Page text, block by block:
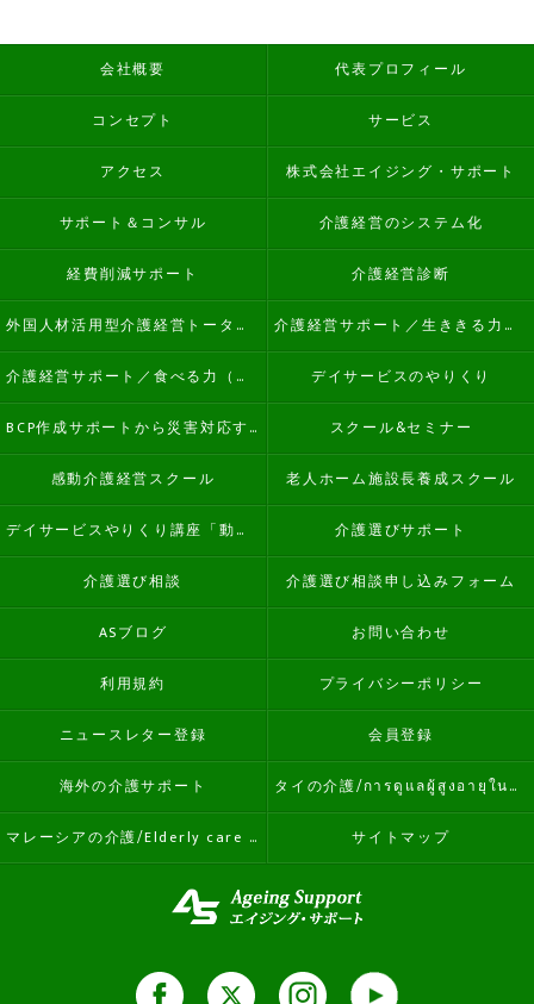
会社概要 代表プロフィール
コンセプト サービス
アクセス 株式会社エイジング・サポート
サポート＆コンサル 介護経営のシステム化
経費削減サポート 介護経営診断
外国人材活用型介護経営トータルサポート 介護経営サポート／生ききる力（看取り）
介護経営サポート／食べる力（誤嚥性肺炎予防） デイサービスのやりくり
BCP作成サポートから災害対応する介護経営 スクール&セミナー
感動介護経営スクール 老人ホーム施設長養成スクール
デイサービスやりくり講座「動画学習コース」 介護選びサポート
介護選び相談 介護選び相談申し込みフォーム
ASブログ お問い合わせ
利用規約 プライバシーポリシー
ニュースレター登録 会員登録
海外の介護サポート タイの介護/การดูแลผู้สูงอายุในประเทศไทย
マレーシアの介護/Elderly care in Malaysia サイトマップ